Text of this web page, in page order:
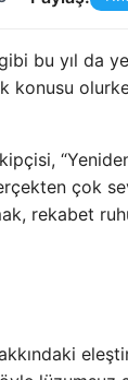
bu yıl da
çok
rekabet